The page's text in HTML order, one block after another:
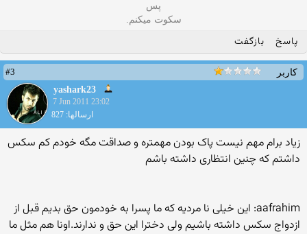
پس
سکوت میکنم.
پاسخ بازگفت
کاربر
#3
yashark23
7 Jun 2011 23:02
ارسالها: 827
زیاد برام مهم نیست پاک بودن مهمتره و صداقت مگه خودم کم سکس
داشتم که چنین انتظاری داشته باشم
aafrahim: این خیلی نا مردیه كه ما پسرا به خودمون حق بدیم قبل از
ازدواج سكس داشته باشیم ولی دخترا این حق و ندارند.اونا هم مثل ما